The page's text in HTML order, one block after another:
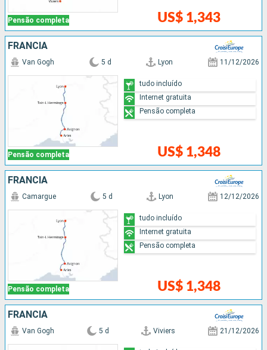
Pensão completa US$ 1,343
FRANCIA
Pensão completa
Van Gogh 5 d Lyon 11/12/2026
US$ 1,348
tudo incluído
Internet gratuita
Pensão completa
FRANCIA
Pensão completa
Camargue 5 d Lyon 12/12/2026
US$ 1,348
tudo incluído
Internet gratuita
Pensão completa
FRANCIA
Van Gogh 5 d Viviers 21/12/2026